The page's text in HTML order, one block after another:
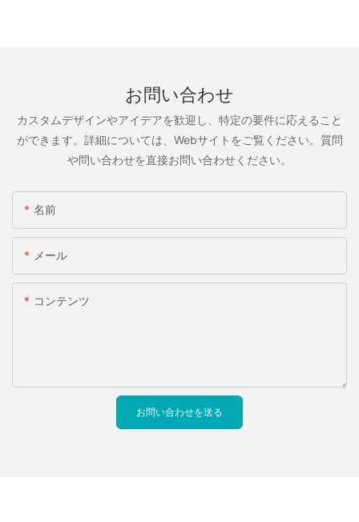
お問い合わせ
カスタムデザインやアイデアを歓迎し、特定の要件に応えること
ができます。詳細については、Webサイトをご覧ください。質問
や問い合わせを直接お問い合わせください。
名前
メール
コンテンツ
お問い合わせを送る